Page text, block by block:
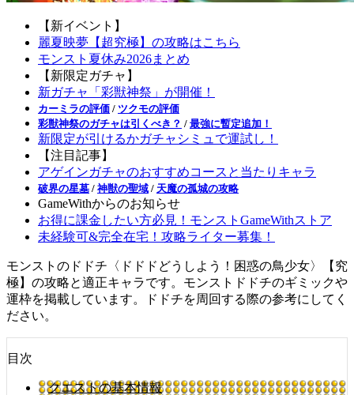
【新イベント】
麗夏映夢【超究極】の攻略はこちら
モンスト夏休み2026まとめ
【新限定ガチャ】
新ガチャ「彩獣神祭」が開催！
カーミラの評価 / ツクモの評価
彩獣神祭のガチャは引くべき？ / 最強に暫定追加！
新限定が引けるかガチャシミュで運試し！
【注目記事】
アゲインガチャのおすすめコースと当たりキャラ
破界の星墓 / 神獣の聖域 / 天魔の孤城の攻略
GameWithからのお知らせ
お得に課金したい方必見！モンストGameWithストア
未経験可&完全在宅！攻略ライター募集！
モンストのドドチ〈ドドドどうしよう！困惑の鳥少女〉【究
極】の攻略と適正キャラです。モンストドドチのギミックや
運枠を掲載しています。ドドチを周回する際の参考にしてく
ださい。
目次
クエストの基本情報